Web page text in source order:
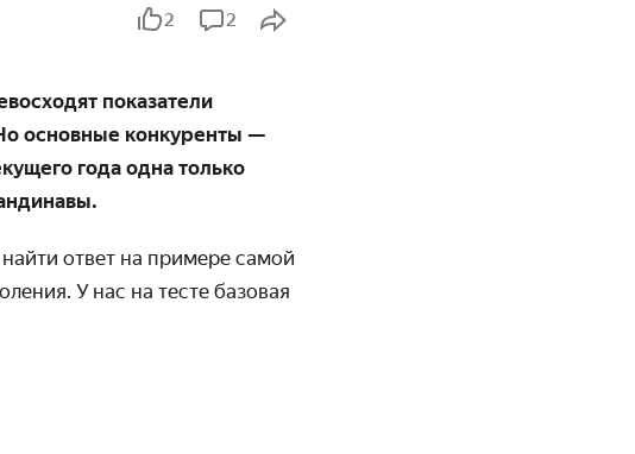
2 2
показатели
основные конкуренты —
года одна только
ответ на примере самой
У нас на тесте базовая